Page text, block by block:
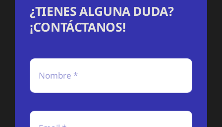
¿TIENES ALGUNA DUDA?
¡CONTÁCTANOS!